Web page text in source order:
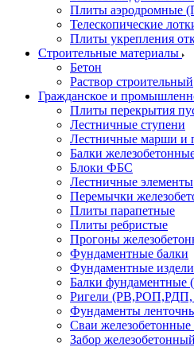
Плиты аэродромные
Телескопические
Плиты укрепления
Строительные материалы
Бетон
Раствор строительный
Гражданское и
Плиты перекрытия
Лестничные ступени
Лестничные марши и
Балки
Блоки ФБС
Лестничные элементы
Перемычки
Плиты парапетные
Плиты ребристые
Прогоны
Фундаментные балки
Фундаментные
Балки фундаментные
Ригели (РВ,РОП,РДП,
Фундаменты
Сваи
Забор железобетонный